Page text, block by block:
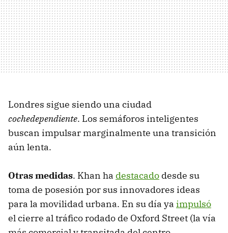
Londres sigue siendo una ciudad
cochedependiente. Los semáforos inteligentes
buscan impulsar marginalmente una transición
aún lenta.
Otras medidas. Khan ha destacado desde su
toma de posesión por sus innovadores ideas
para la movilidad urbana. En su día ya impulsó
el cierre al tráfico rodado de Oxford Street (la vía